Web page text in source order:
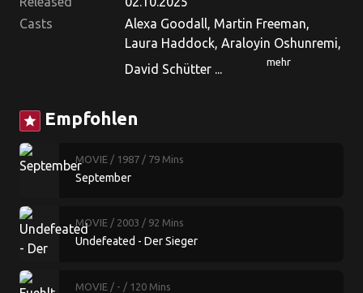
Casts
Alexa Goodall, Martin Freeman,
Laura Haddock, Araloyin Oshunremi,
David Schütter ...
mehr
star Empfohlen
MOVIE / 1987 / 79 Mins
September
MOVIE / 2003 / 92 Mins
Undefeated - Der Sieger
MOVIE / - / 120 Mins